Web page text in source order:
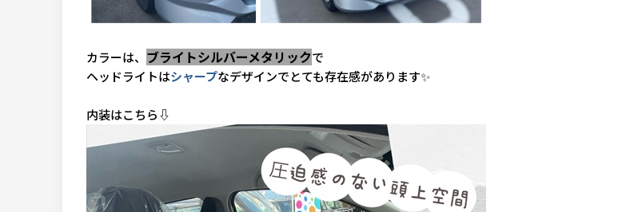
カラーは、 ブライトシルバーメタリックで
ヘッドライトはシャープなデザインでとても存在感があります✨
内装はこちら⇩